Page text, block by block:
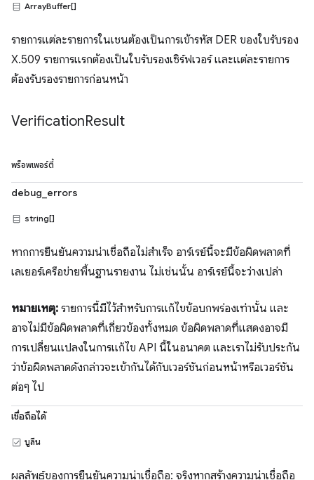
ArrayBuffer[]
รายการแต่ละรายการในเชนต้องเป็นการเข้ารหัส DER ของใบรับรอง
X.509 รายการแรกต้องเป็นใบรับรองเซิร์ฟเวอร์ และแต่ละรายการ
ต้องรับรองรายการก่อนหน้า
VerificationResult
พร็อพเพอร์ตี้
debug_errors
string[]
หากการยืนยันความน่าเชื่อถือไม่สำเร็จ อาร์เรย์นี้จะมีข้อผิดพลาดที่
เลเยอร์เครือข่ายพื้นฐานรายงาน ไม่เช่นนั้น อาร์เรย์นี้จะว่างเปล่า
หมายเหตุ: รายการนี้มีไว้สำหรับการแก้ไขข้อบกพร่องเท่านั้น และ
อาจไม่มีข้อผิดพลาดที่เกี่ยวข้องทั้งหมด ข้อผิดพลาดที่แสดงอาจมี
การเปลี่ยนแปลงในการแก้ไข API นี้ในอนาคต และเราไม่รับประกัน
ว่าข้อผิดพลาดดังกล่าวจะเข้ากันได้กับเวอร์ชันก่อนหน้าหรือเวอร์ชัน
ต่อๆ ไป
เชื่อถือได้
บูลีน
ผลลัพธ์ของการยืนยันความน่าเชื่อถือ: จริงหากสร้างความน่าเชื่อถือ